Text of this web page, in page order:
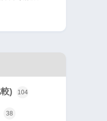
) 104
38